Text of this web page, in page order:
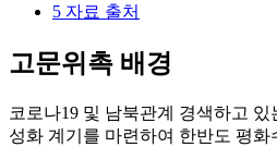
5 자료 출처
고문위촉 배경
코로나19 및 남북관계 경색하고
성화 계기를 마련하여 한반도 평화